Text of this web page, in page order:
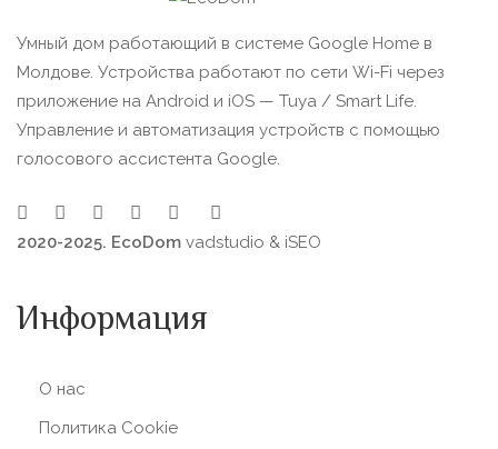
Умный дом работающий в системе Google Home в
Молдове. Устройства работают по сети Wi-Fi через
приложение на Android и iOS — Tuya / Smart Life.
Управление и автоматизация устройств с помощью
голосового ассистента Google.
2020-2025. EcoDom vadstudio & iSEO
Информация
О нас
Политика Сookie